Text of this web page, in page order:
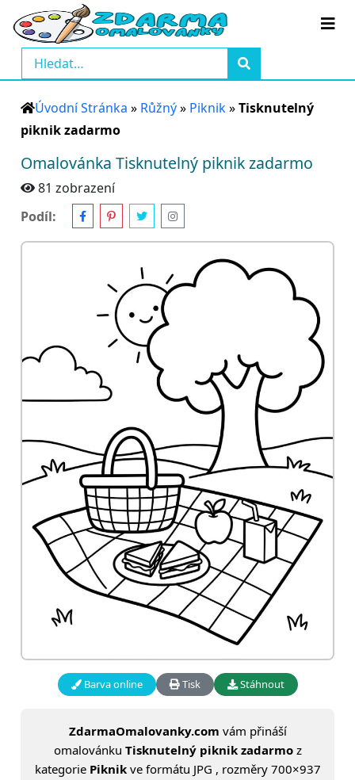
Úvodní Stránka » Růžný» Piknik»Tisknutelný
piknik zadarmo
Omalovánka Tisknutelný piknik zadarmo
81 zobrazení
Podíl:
Barva online Tisk Stáhnout
ZdarmaOmalovanky.com vám přináší
omalovánku Tisknutelný piknik zadarmoz
kategorie Piknikve formátu JPG , rozměry 700×937